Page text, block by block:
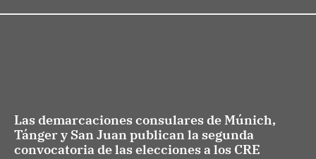
Las demarcaciones consulares de Múnich,
Tánger y San Juan publican la segunda
convocatoria de las elecciones a los CRE